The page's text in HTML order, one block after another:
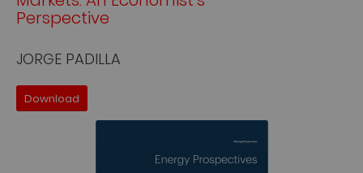
Perspective
JORGE PADILLA
Download